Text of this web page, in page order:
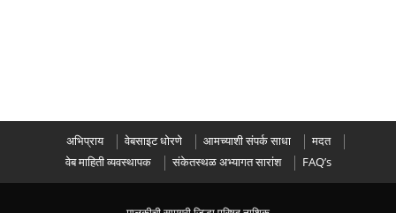
अभिप्राय वेबसाइट धोरणे आमच्याशी संपर्क साधा
मदत
वेब माहिती व्यवस्थापक
संकेतस्थळ अभ्यागत सारांश FAQ’s